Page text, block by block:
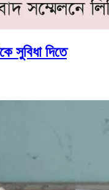
সুবিধা দিতে